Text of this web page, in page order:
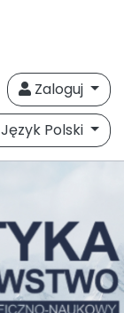
Zaloguj
Język Polski